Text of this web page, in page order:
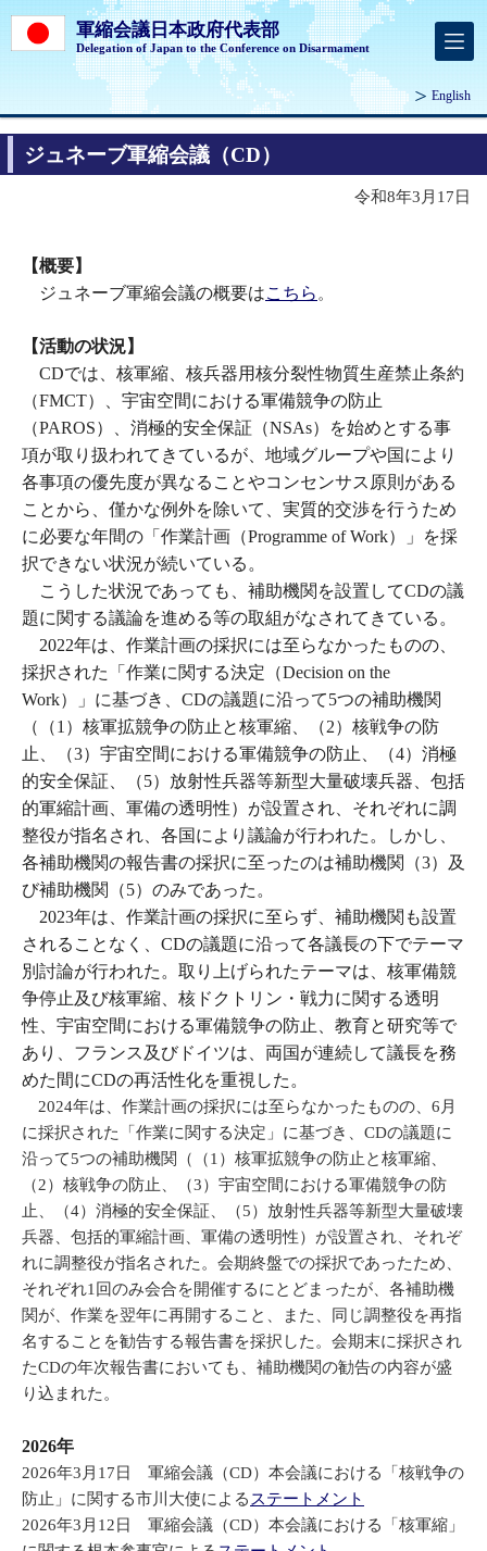
軍縮会議日本政府代表部
Delegation of Japan to the Conference on Disarmament
English
ジュネーブ軍縮会議（CD）
令和8年3月17日
【概要】
ジュネーブ軍縮会議の概要はこちら 。
【活動の状況】
CDでは、核軍縮、核兵器用核分裂性物質生産禁止条約
（FMCT）、宇宙空間における軍備競争の防止
（PAROS）、消極的安全保証（NSAs）を始めとする事
項が取り扱われてきているが、地域グループや国により
各事項の優先度が異なることやコンセンサス原則がある
ことから、僅かな例外を除いて、実質的交渉を行うため
に必要な年間の「作業計画（Programme of Work）」を採
択できない状況が続いている。
こうした状況であっても、補助機関を設置してCDの議
題に関する議論を進める等の取組がなされてきている。
2022年は、作業計画の採択には至らなかったものの、
採択された「作業に関する決定（Decision on the
Work）」に基づき、CDの議題に沿って5つの補助機関
（（1）核軍拡競争の防止と核軍縮、（2）核戦争の防
止、（3）宇宙空間における軍備競争の防止、（4）消極
的安全保証、（5）放射性兵器等新型大量破壊兵器、包括
的軍縮計画、軍備の透明性）が設置され、それぞれに調
整役が指名され、各国により議論が行われた。しかし、
各補助機関の報告書の採択に至ったのは補助機関（3）及
び補助機関（5）のみであった。
2023年は、作業計画の採択に至らず、補助機関も設置
されることなく、CDの議題に沿って各議長の下でテーマ
別討論が行われた。取り上げられたテーマは、核軍備競
争停止及び核軍縮、核ドクトリン・戦力に関する透明
性、宇宙空間における軍備競争の防止、教育と研究等で
あり、フランス及びドイツは、両国が連続して議長を務
めた間にCDの再活性化を重視した。
2024年は、作業計画の採択には至らなかったものの、6月
に採択された「作業に関する決定」に基づき、CDの議題に
沿って5つの補助機関（（1）核軍拡競争の防止と核軍縮、
（2）核戦争の防止、（3）宇宙空間における軍備競争の防
止、（4）消極的安全保証、（5）放射性兵器等新型大量破壊
兵器、包括的軍縮計画、軍備の透明性）が設置され、それぞ
れに調整役が指名された。会期終盤での採択であったため、
それぞれ1回のみ会合を開催するにとどまったが、各補助機
関が、作業を翌年に再開すること、また、同じ調整役を再指
名することを勧告する報告書を採択した。会期末に採択され
たCDの年次報告書においても、補助機関の勧告の内容が盛
り込まれた。
2026年
2026年3月17日 軍縮会議（CD）本会議における「核戦争の
防止」に関する市川大使による ステートメント
2026年3月12日 軍縮会議（CD）本会議における「核軍縮」